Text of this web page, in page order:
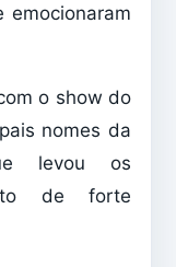
emocionaram
o show do
nomes da
levou os
de forte